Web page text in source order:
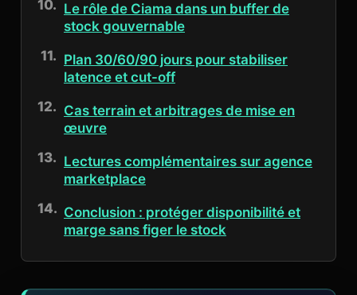
Le rôle de Ciama dans un buffer de
stock gouvernable
Plan 30/60/90 jours pour stabiliser
latence et cut-off
Cas terrain et arbitrages de mise en
œuvre
Lectures complémentaires sur agence
marketplace
Conclusion : protéger disponibilité et
marge sans figer le stock